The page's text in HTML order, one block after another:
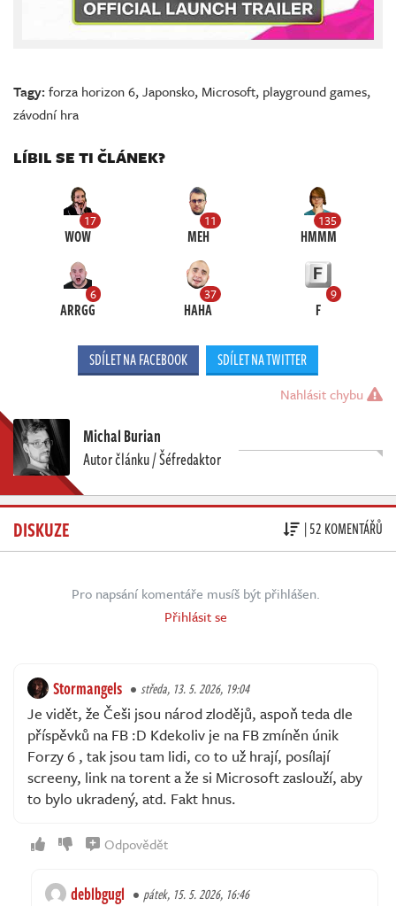
Tagy:forza horizon 6,Japonsko, Microsoft, playground games,
závodní hra
LÍBIL SE TI ČLÁNEK?
17
WOW
11
MEH
135
HMMM
6
ARRGG
37
HAHA
9
F
SDÍLET NA FACEBOOK SDÍLET NA TWITTER
Nahlásit chybu
Michal Burian
Autor článku / Šéfredaktor
DISKUZE | 52 KOMENTÁŘŮ
Pro napsání komentáře musíš být přihlášen.
Přihlásit se
Stormangels středa, 13. 5. 2026, 19:04
Je vidět, že Češi jsou národ zlodějů, aspoň teda dle
příspěvků na FB :D Kdekoliv je na FB zmíněn únik
Forzy 6 , tak jsou tam lidi, co to už hrají, posílají
screeny, link na torent a že si Microsoft zaslouží, aby
to bylo ukradený, atd. Fakt hnus.
Odpovědět
deblbgugl pátek, 15. 5. 2026, 16:46